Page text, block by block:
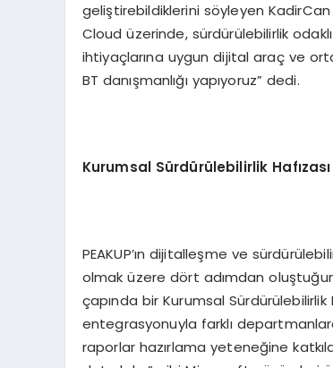
geliştirebildiklerini söyleyen
Cloud üzerinde, sürdürülebilirlik
ihtiyaçlarına uygun dijital araç ve
BT danışmanlığı yapıyoruz” dedi.
Kurumsal Sürdürülebilirlik
PEAKUP’ın dijitalleşme ve
olmak üzere dört adımdan
çapında bir Kurumsal
entegrasyonuyla farklı
raporlar hazırlama yeteneğine